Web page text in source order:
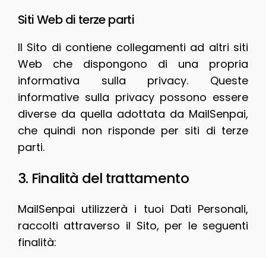
Siti Web di terze parti
Il Sito di contiene collegamenti ad altri siti
Web che dispongono di una propria
informativa sulla privacy. Queste
informative sulla privacy possono essere
diverse da quella adottata da MailSenpai,
che quindi non risponde per siti di terze
parti.
3. Finalità del trattamento
MailSenpai utilizzerà i tuoi Dati Personali,
raccolti attraverso il Sito, per le seguenti
finalità: